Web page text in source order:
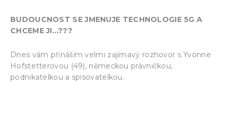
BUDOUCNOST SE JMENUJE TECHNOLOGIE 5G A
CHCEME JI…???
Dnes vám přináším velmi zajímavý rozhovor s Yvonne
Hofstetterovou (49), německou právničkou,
podnikatelkou a spisovatelkou.